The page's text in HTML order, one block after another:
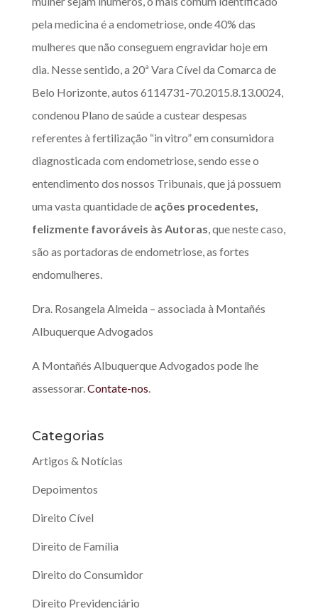
pela medicina é a endometriose, onde 40% das
mulheres que não conseguem engravidar hoje em
dia. Nesse sentido, a 20ª Vara Cível da Comarca de
Belo Horizonte, autos 6114731-70.2015.8.13.0024,
condenou Plano de saúde a custear despesas
referentes à fertilização “in vitro” em consumidora
diagnosticada com endometriose, sendo esse o
entendimento dos nossos Tribunais, que já possuem
uma vasta quantidade de ações procedentes,
felizmente favoráveis às Autoras, que neste caso,
são as portadoras de endometriose, as fortes
endomulheres.
Dra. Rosangela Almeida – associada à Montañés
Albuquerque Advogados
A Montañés Albuquerque Advogados pode lhe
assessorar.Contate-nos.
Categorias
Artigos & Notícias
Depoimentos
Direito Cível
Direito de Família
Direito do Consumidor
Direito Previdenciário